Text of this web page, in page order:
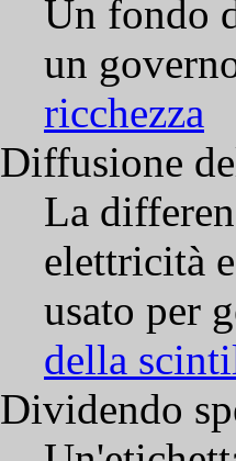
Un fondo
un
ricchezza
Diffusione
La
elettricità
usato per
della
Dividendo